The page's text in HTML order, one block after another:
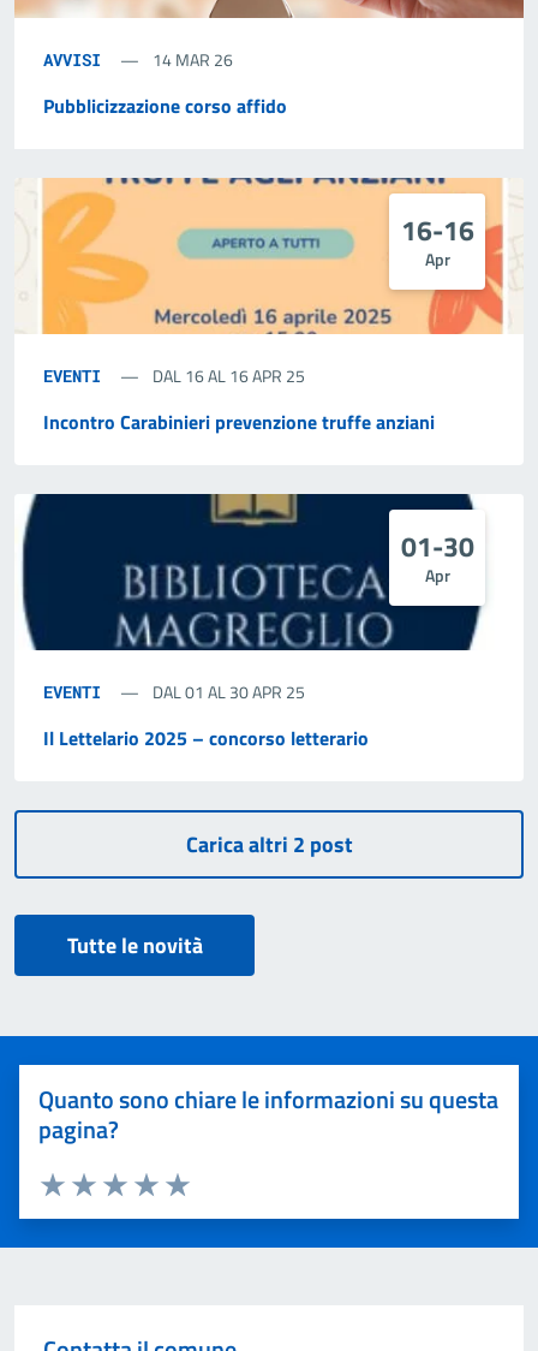
AVVISI 14 MAR 26
Pubblicizzazione corso affido
16-16
Apr
EVENTI DAL 16 AL 16 APR 25
Incontro Carabinieri prevenzione truffe anziani
01-30
Apr
EVENTI DAL 01 AL 30 APR 25
Il Lettelario 2025 – concorso letterario
Tutte le novità
Quanto sono chiare le informazioni su questa
pagina?
Valuta 5 stelle su 5
Valuta 4 stelle su 5
Valuta 3 stelle su 5
Valuta 2 stelle su 5
Valuta 1 stelle su 5